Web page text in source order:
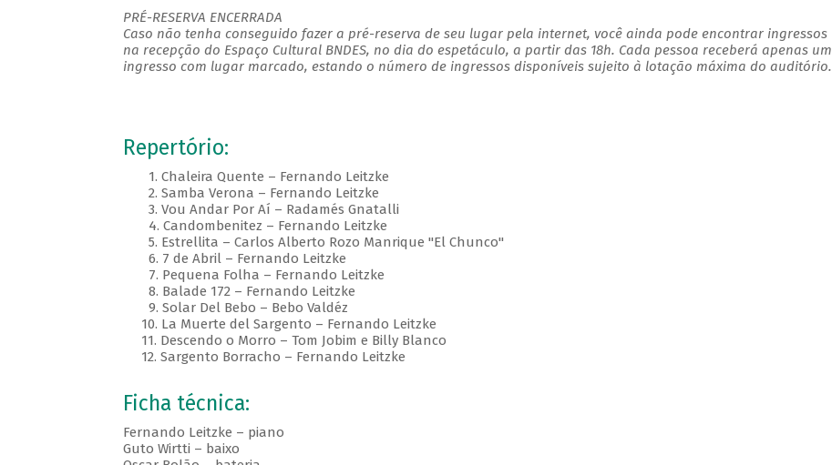
PRÉ-RESERVA ENCERRADA
Caso não tenha conseguido fazer a pré-reserva de seu lugar pela internet, você ainda pode encontrar ingressos
na recepção do Espaço Cultural BNDES, no dia do espetáculo, a partir das 18h. Cada pessoa receberá apenas um
ingresso com lugar marcado, estando o número de ingressos disponíveis sujeito à lotação máxima do auditório.
Repertório:
1. Chaleira Quente – Fernando Leitzke
2. Samba Verona – Fernando Leitzke
3. Vou Andar Por Aí – Radamés Gnatalli
4. Candombenitez – Fernando Leitzke
5. Estrellita – Carlos Alberto Rozo Manrique "El Chunco"
6. 7 de Abril – Fernando Leitzke
7. Pequena Folha – Fernando Leitzke
8. Balade 172 – Fernando Leitzke
9. Solar Del Bebo – Bebo Valdéz
10. La Muerte del Sargento – Fernando Leitzke
11. Descendo o Morro – Tom Jobim e Billy Blanco
12. Sargento Borracho – Fernando Leitzke
Ficha técnica:
Fernando Leitzke – piano
Guto Wirtti – baixo